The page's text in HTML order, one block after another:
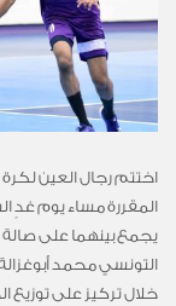
اختتم رجال العين
المقررة مساء يوم غدٍ
يجمع بينهما على صالة
التونسي محمد
خلال تركيز على توزيع